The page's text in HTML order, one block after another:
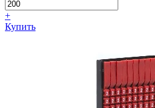
+
Купить